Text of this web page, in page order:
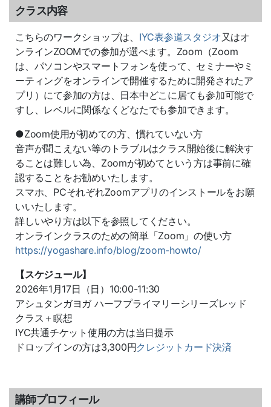
クラス内容
こちらのワークショップは、 IYC表参道スタジオ又はオ
ンラインZOOMでの参加が選べます。Zoom（Zoom
は、パソコンやスマートフォンを使って、セミナーやミ
ーティングをオンラインで開催するために開発されたア
プリ）にて参加の方は、日本中どこに居ても参加可能で
すし、レベルに関係なくどなたでも参加できます。
●Zoom使用が初めての方、慣れていない方
音声が聞こえない等のトラブルはクラス開始後に解決す
ることは難しい為、 Zoomが初めてという方は事前に確
認することをお勧めいたしま す。
スマホ、PCそれぞれZoomアプリのインストールをお願
いいたします。
詳しいやり方は以下を参照してください。
オンラインクラスのための簡単「Zoom」の使い方
https://yogashare.info/blog/zoom-howto/
【スケジュール】
2026年1月17日（日） 10:00-11:30
アシュタンガヨガ ハーフプライマリーシリーズレッド
クラス＋瞑想
IYC共通チケット使用の方は当日提示
ドロップインの方は3,300円クレジットカード決済
講師プロフィール